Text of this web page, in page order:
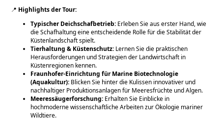
📍 Highlights der Tour:
Typischer Deichschafbetrieb: Erleben Sie aus erster Hand, wie
die Schafhaltung eine entscheidende Rolle für die Stabilität der
Küstenlandschaft spielt.
Tierhaltung & Küstenschutz: Lernen Sie die praktischen
Herausforderungen und Strategien der Landwirtschaft in
Küstenregionen kennen.
Fraunhofer-Einrichtung für Marine Biotechnologie
(Aquakultur): Blicken Sie hinter die Kulissen innovativer und
nachhaltiger Produktionsanlagen für Meeresfrüchte und Algen.
Meeressäugerforschung: Erhalten Sie Einblicke in
hochmoderne wissenschaftliche Arbeiten zur Ökologie mariner
Wildtiere.